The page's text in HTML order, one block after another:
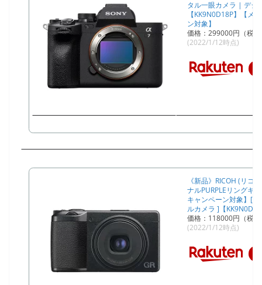
タル一眼カメラ | デジ
【KK9N0D18P】【メ
ン対象】
価格：299000円（税
(2022/1/12時点)
《新品》RICOH (リコ
ナルPURPLEリングキ
キャンペーン対象】[
ルカメラ ]【
価格：118000円（税
(2022/1/12時点)